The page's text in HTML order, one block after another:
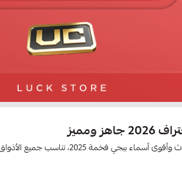
الأذواق، سواء كنت لاعبًا منفردًا أو ضمن سكواد احترافي: